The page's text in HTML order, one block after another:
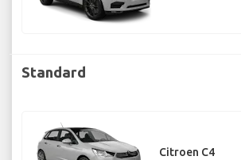
Standard
Citroen C4